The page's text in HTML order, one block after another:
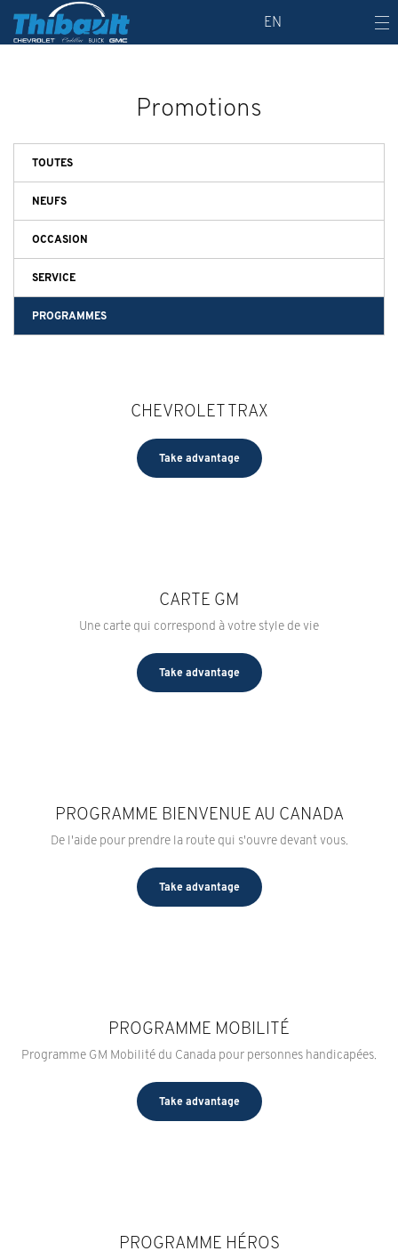
EN
Promotions
TOUTES
NEUFS
OCCASION
SERVICE
PROGRAMMES
CHEVROLET TRAX
Take advantage
CARTE GM
Une carte qui correspond à votre style de vie
Take advantage
PROGRAMME BIENVENUE AU CANADA
De l'aide pour prendre la route qui s'ouvre devant vous.
Take advantage
PROGRAMME MOBILITÉ
Programme GM Mobilité du Canada pour personnes handicapées.
Take advantage
PROGRAMME HÉROS